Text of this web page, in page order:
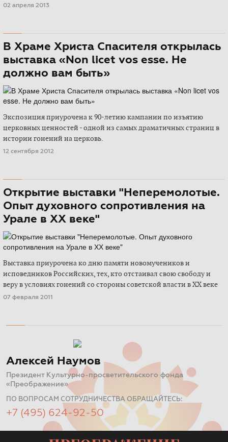
02 апреля 2013
В Храме Христа Спасителя открылась
выставка «Non licet vos esse. Не
должно вам быть»
Экспозиция приурочена к 90-летию кампании по изъятию
церковных ценностей - одной из самых драматичных страниц в
истории гонений на церковь.
12 сентября 2012
Открытие выставки "Неперемолотые.
Опыт духовного сопротивления на
Урале в ХХ веке"
Выставка приурочена ко дню памяти новомучеников и
исповедников Российских, тех, кто отстаивал свою свободу и
веру в условиях гонений со стороны советской власти в XX веке
07 февраля 2011
Алексей Наумов
Президент Культурно-просветительского фонда
«Преображение»
ПО ВОПРОСАМ СОТРУДНИЧЕСТВА ОБРАЩАЙТЕСЬ:
+7 (495) 624-92-50